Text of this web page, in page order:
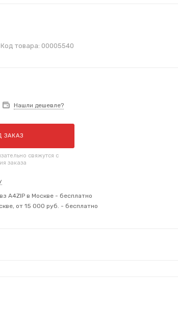
Код товара: 00005540
Нашли дешевле?
ЗАКАЗ
свяжутся с
заказа
A4ZIP в Москве - бесплатно
от 15 000 руб. - бесплатно